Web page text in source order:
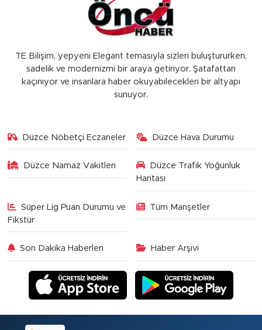
TE Bilişim, yepyeni Elegant temasıyla sizleri buluştururken,
sadelik ve modernizmi bir araya getiriyor. Şatafattan
kaçınıyor ve insanlara haber okuyabilecekleri bir altyapı
sunuyor.
Düzce Nöbetçi Eczaneler Düzce Hava Durumu
Düzce Namaz Vakitleri
Düzce Trafik Yoğunluk
Haritası
Süper Lig Puan Durumu ve
Fikstür
Tüm Manşetler
Son Dakika Haberleri Haber Arşivi